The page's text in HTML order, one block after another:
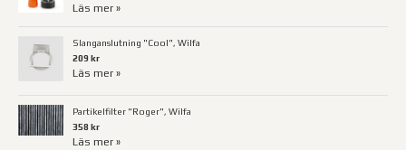
Läs mer »
Slanganslutning "Cool", Wilfa
209 kr
Läs mer »
Partikelfilter "Roger", Wilfa
358 kr
Läs mer »